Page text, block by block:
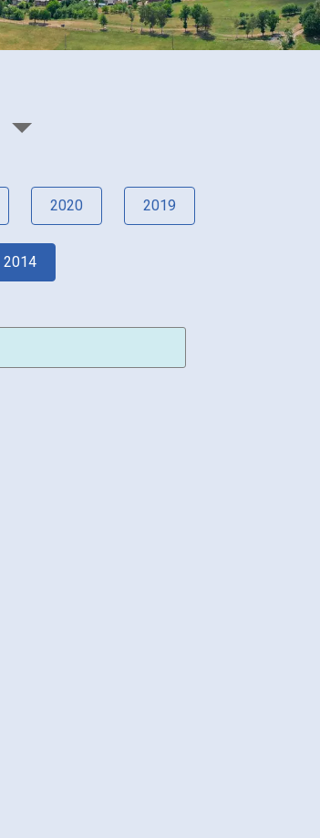
2020 2019
2014